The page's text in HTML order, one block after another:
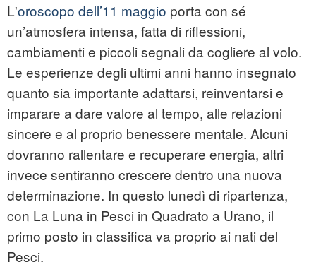
L'oroscopo dell’11 maggio porta con sé
un’atmosfera intensa, fatta di riflessioni,
cambiamenti e piccoli segnali da cogliere al volo.
Le esperienze degli ultimi anni hanno insegnato
quanto sia importante adattarsi, reinventarsi e
imparare a dare valore al tempo, alle relazioni
sincere e al proprio benessere mentale. Alcuni
dovranno rallentare e recuperare energia, altri
invece sentiranno crescere dentro una nuova
determinazione. In questo lunedì di ripartenza,
con La Luna in Pesci in Quadrato a Urano, il
primo posto in classifica va proprio ai nati del
Pesci.